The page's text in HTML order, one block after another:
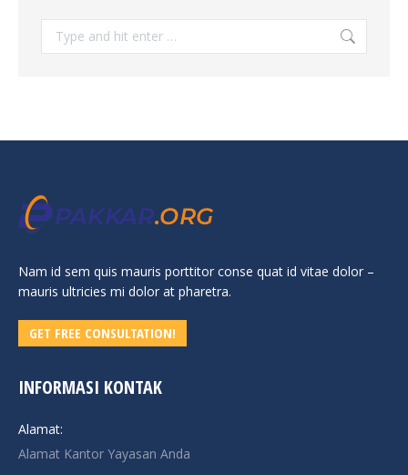
Nam id sem quis mauris porttitor conse quat id vitae dolor –
mauris ultricies mi dolor at pharetra.
GET FREE CONSULTATION!
INFORMASI KONTAK
Alamat:
Alamat Kantor Yayasan Anda